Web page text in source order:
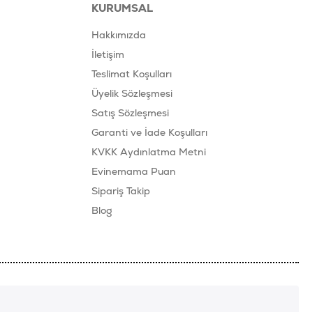
KURUMSAL
Hakkımızda
İletişim
Teslimat Koşulları
Üyelik Sözleşmesi
Satış Sözleşmesi
Garanti ve İade Koşulları
KVKK Aydınlatma Metni
Evinemama Puan
Sipariş Takip
Blog